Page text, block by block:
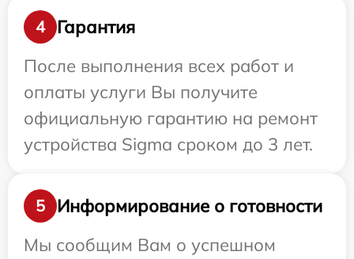
4
Гарантия
После выполнения всех работ и
оплаты услуги Вы получите
официальную гарантию на ремонт
устройства Sigma сроком до 3 лет.
5
Информирование о готовности
Мы сообщим Вам о успешном